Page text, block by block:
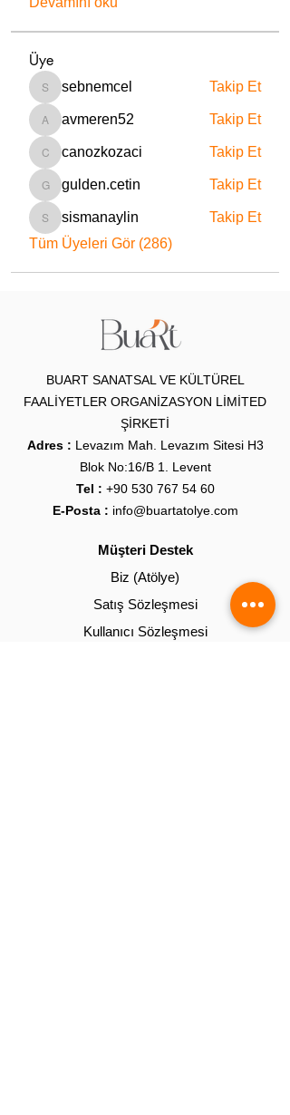
Üye
sebnemcel
sebnemcel Takip Et
avmeren52
avmeren52 Takip Et
canozkozaci
canozkozaci Takip Et
gulden.cetin
gulden.cetin Takip Et
sismanaylin
sismanaylin
Takip Et
Tüm Üyeleri Gör (286)
BUART SANATSAL VE KÜLTÜREL
FAALİYETLER ORGANİZASYON LİMİTED
ŞİRKETİ
Adres : Levazım Mah. Levazım Sitesi H3
Blok No:16/B 1. Levent
Tel : +90 530 767 54 60
E-Posta : info@buartatolye.com
Müşteri Destek
Biz (Atölye)
Satış Sözleşmesi
Kullanıcı Sözleşmesi